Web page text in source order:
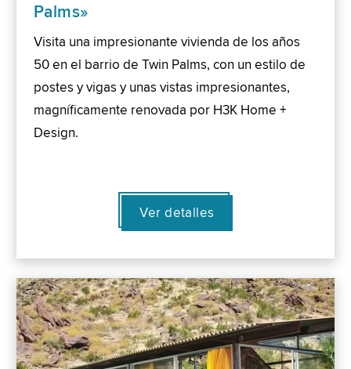
Palms»
Visita una impresionante vivienda de los años
50 en el barrio de Twin Palms, con un estilo de
postes y vigas y unas vistas impresionantes,
magníficamente renovada por H3K Home +
Design.
Ver detalles